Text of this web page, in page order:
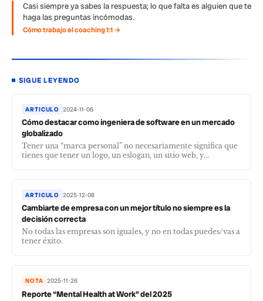
Casi siempre ya sabes la respuesta; lo que falta es alguien que te
haga las preguntas incómodas.
Cómo trabajo el coaching 1:1 →
SIGUE LEYENDO
ARTICULO 2024-11-06
Cómo destacar como ingeniera de software en un mercado
globalizado
Tener una “marca personal” no necesariamente significa que
tienes que tener un logo, un eslogan, un sitio web, y...
ARTICULO 2025-12-08
Cambiarte de empresa con un mejor título no siempre es la
decisión correcta
No todas las empresas son iguales, y no en todas puedes/vas a
tener éxito.
NOTA 2025-11-26
Reporte “Mental Health at Work” del 2025